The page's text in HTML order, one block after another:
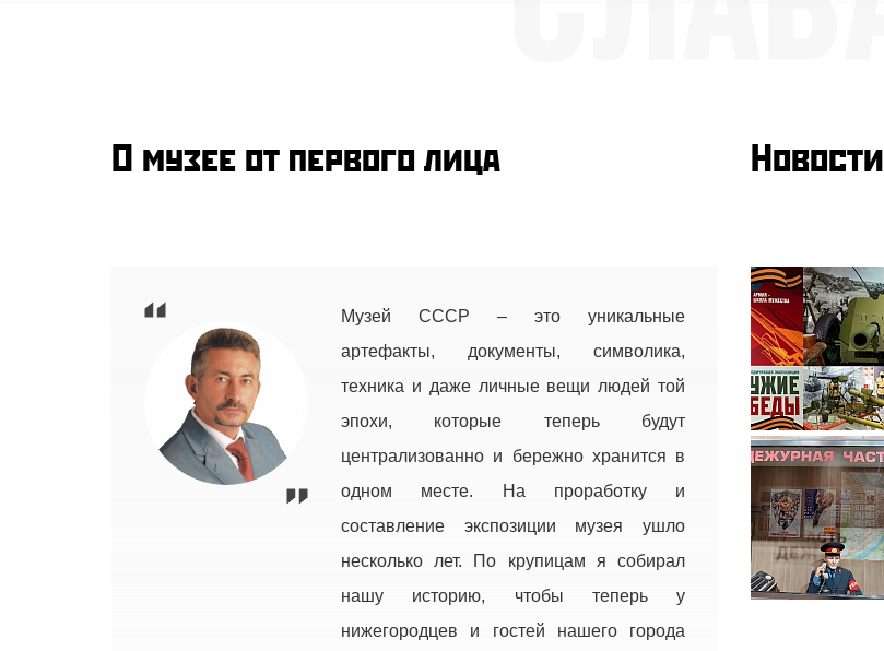
О музее от первого лица
Музей СССР – это уникальные
артефакты, документы, символика,
техника и даже личные вещи людей той
эпохи, которые теперь будут
централизованно и бережно хранится в
одном месте. На проработку и
составление экспозиции музея ушло
несколько лет. По крупицам я собирал
нашу историю, чтобы теперь у
нижегородцев и гостей нашего города
Новости